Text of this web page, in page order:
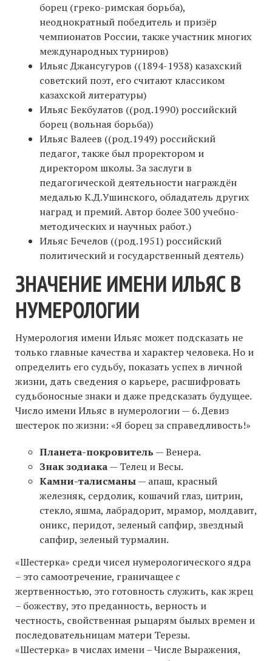
борец (греко-римская борьба),
неоднократный победитель и призёр
чемпионатов России, также участник многих
международных турниров)
Ильяс Джансугуров ((1894-1938) казахский
советский поэт, его считают классиком
казахской литературы)
Ильяс Бекбулатов ((род.1990) российский
борец (вольная борьба))
Ильяс Валеев ((род.1949) российский
педагог, также был проректором и
директором школы. За заслуги в
педагогической деятельности награждён
медалью К.Д.Ушинского, обладатель других
наград и премий. Автор более 300 учебно-
методических и научных работ.)
Ильяс Бечелов ((род.1951) российский
политический и государственный деятель)
ЗНАЧЕНИЕ ИМЕНИ ИЛЬЯС В
НУМЕРОЛОГИИ
Нумерология имени Ильяс может подсказать не
только главные качества и характер человека. Но и
определить его судьбу, показать успех в личной
жизни, дать сведения о карьере, расшифровать
судьбоносные знаки и даже предсказать будущее.
Число имени Ильяс в нумерологии — 6. Девиз
шестерок по жизни: «Я борец за справедливость!»
Планета-покровитель — Венера.
Знак зодиака— Телец и Весы.
Камни-талисманы— апаш, красный
железняк, сердолик, кошачий глаз, цитрин,
стекло, яшма, лабрадорит, мрамор, молдавит,
оникс, перидот, зеленый сапфир, звездный
сапфир, зеленый турмалин.
«Шестерка» среди чисел нумерологического ядра
– это самоотречение, граничащее с
жертвенностью, это готовность служить, как жрец
– божеству, это преданность, верность и
честность, свойственная рыцарям былых времен и
последовательницам матери Терезы.
«Шестерка» в числах имени – Числе Выражения,